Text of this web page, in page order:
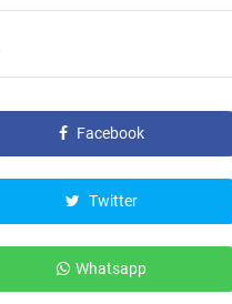
Facebook
Twitter
Whatsapp